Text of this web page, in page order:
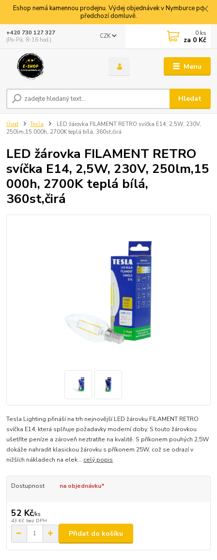
Eshop nemá kamennou prodejnu. Výdej objednávek v Nymburce po
předchozí domluvě.
Menu
CZK
Hledat
+420 730 127 327
(Po-Pá, 8-16 hod.)
0 ks
za 0 Kč
Úvod Tesla
LED žárovka FILAMENT RETRO svíčka E14, 2,5W, 230V,
250lm,15 000h, 2700K teplá bílá, 360st,čirá
LED žárovka FILAMENT RETRO
svíčka E14, 2,5W, 230V, 250lm,15
000h, 2700K teplá bílá,
360st,čirá
Tesla Lighting přináší na trh nejnovější LED žárovku FILAMENT RETRO
svíčka E14, která splňuje požadavky moderní doby. S touto žárovkou
ušetříte peníze a zároveň neztratíte na kvalitě. S příkonem pouhých 2,5W
dokáže nahradit klasickou žárovku s příkonem 25W, což se odrazí v
nižších nákladech na elek... celý popis
Dostupnost na objednávku*
52 Kč/ks
43 Kč bez DPH
Přidat do košíku